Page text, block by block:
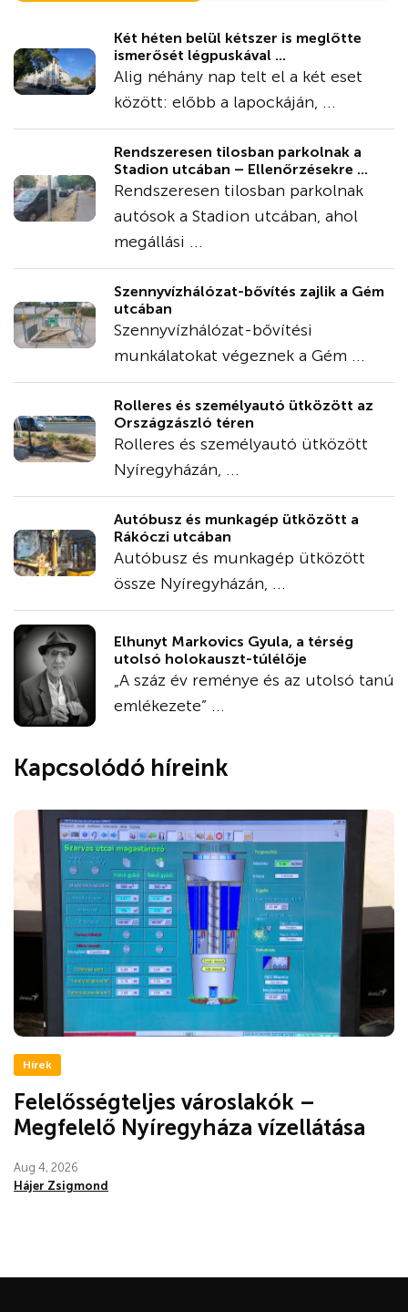
Két héten belül kétszer is meglőtte
ismerősét légpuskával ...
Alig néhány nap telt el a két eset
között: előbb a lapockáján, ...
Rendszeresen tilosban parkolnak a
Stadion utcában – Ellenőrzésekre ...
Rendszeresen tilosban parkolnak
autósok a Stadion utcában, ahol
megállási ...
Szennyvízhálózat-bővítés zajlik a Gém
utcában
Szennyvízhálózat-bővítési
munkálatokat végeznek a Gém ...
Rolleres és személyautó ütközött az
Országzászló téren
Rolleres és személyautó ütközött
Nyíregyházán, ...
Autóbusz és munkagép ütközött a
Rákóczi utcában
Autóbusz és munkagép ütközött
össze Nyíregyházán, ...
Elhunyt Markovics Gyula, a térség
utolsó holokauszt-túlélője
„A száz év reménye és az utolsó tanú
emlékezete” ...
Kapcsolódó híreink
Hírek
Felelősségteljes városlakók –
Megfelelő Nyíregyháza vízellátása
Aug 4, 2026
Hájer Zsigmond